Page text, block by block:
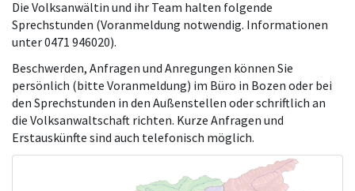
Die Volksanwältin und ihr Team halten folgende
Sprechstunden (Voranmeldung notwendig. Informationen
unter 0471 946020).
Beschwerden, Anfragen und Anregungen können Sie
persönlich (bitte Voranmeldung) im Büro in Bozen oder bei
den Sprechstunden in den Außenstellen oder schriftlich an
die Volksanwaltschaft richten. Kurze Anfragen und
Erstauskünfte sind auch telefonisch möglich.